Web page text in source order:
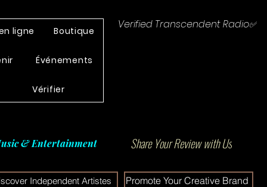
ligne Boutique
Événements
Vérifier
Verified Transcendent Radio✅
& Entertainment Share Your Review with Us
Independent Artistes Promote Your Creative Brand